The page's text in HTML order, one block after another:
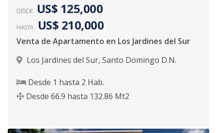
DESDE US$ 125,000
HASTA US$ 210,000
Venta de Apartamento en Los Jardines del Sur
Los Jardines del Sur, Santo Domingo D.N.
Desde 1 hasta 2 Hab.
Desde 66.9 hasta 132.86 Mt2